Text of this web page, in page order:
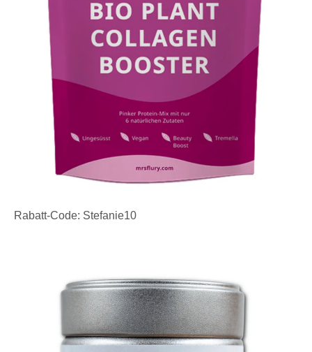
Rabatt-Code: Stefanie10